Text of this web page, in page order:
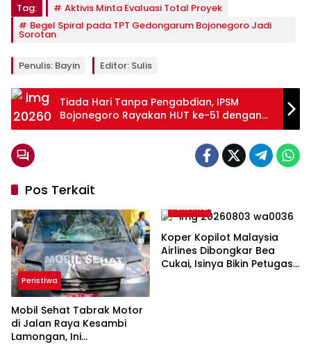
Tag:
Aktivis Minta Evaluasi Total Proyek
Begel Spiral pada TPT Gedongarum Bojonegoro Jadi
Sorotan
Penulis: Bayin Editor: Sulis
Tiada Hari Tanpa Pengabdian, IPSM
Bojonegoro Rayakan HUT ke-51 dengan
Bakti Sosial
Pos Terkait
Peristiwa
Mobil Sehat Tabrak Motor
di Jalan Raya Kesambi
Lamongan, Ini
Peristiwa
Koper Kopilot Malaysia
Airlines Dibongkar Bea
Cukai, Isinya Bikin Petugas